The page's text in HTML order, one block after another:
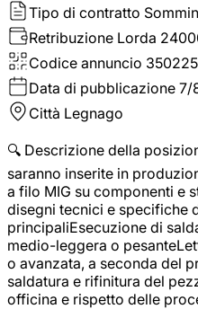
Tipo di contratto
Retribuzione Lorda
Codice annuncio 350225
Data di pubblicazione 7/
Città Legnago
🔍 Descrizione della
saranno inserite in
a filo MIG su componenti e
disegni tecnici e specifiche
principaliEsecuzione di
medio-leggera o
o avanzata, a seconda del
saldatura e rifinitura del
officina e rispetto delle